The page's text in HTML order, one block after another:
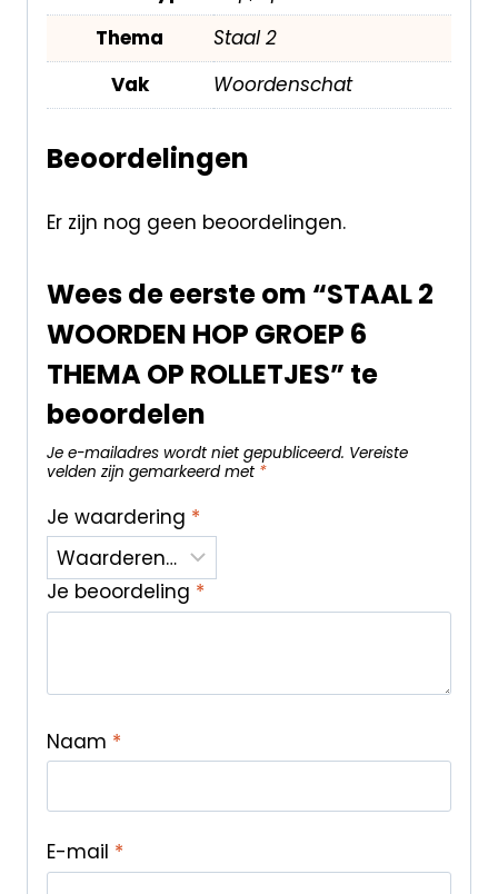
Thema
Staal 2
Vak
Woordenschat
Beoordelingen
Er zijn nog geen beoordelingen.
Wees de eerste om “STAAL 2
WOORDEN HOP GROEP 6
THEMA OP ROLLETJES” te
beoordelen
Je e-mailadres wordt niet gepubliceerd. Vereiste
velden zijn gemarkeerd met *
Je waardering *
Je beoordeling *
Naam *
E-mail *